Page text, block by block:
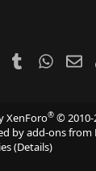
PinterestTumblr
XenForo® © 2010-
byadd-ons
(Details)